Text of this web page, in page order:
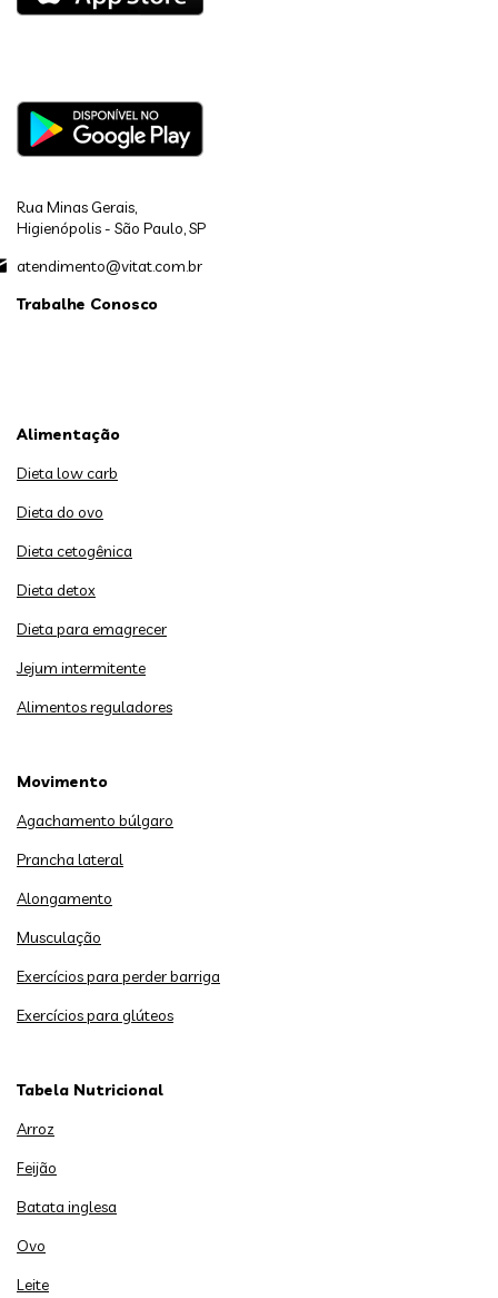
Rua Minas Gerais,
Higienópolis - São Paulo, SP
atendimento@vitat.com.br
Trabalhe Conosco
Alimentação
Dieta low carb
Dieta do ovo
Dieta cetogênica
Dieta detox
Dieta para emagrecer
Jejum intermitente
Alimentos reguladores
Movimento
Agachamento búlgaro
Prancha lateral
Alongamento
Musculação
Exercícios para perder barriga
Exercícios para glúteos
Tabela Nutricional
Arroz
Feijão
Batata inglesa
Ovo
Leite